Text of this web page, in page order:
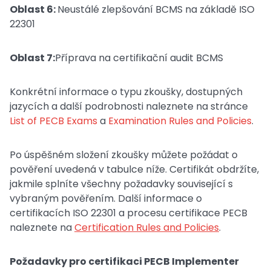
Oblast 6:Neustálé zlepšování BCMS na základě ISO
22301
Oblast 7:Příprava na certifikační audit BCMS
Konkrétní informace o typu zkoušky, dostupných
jazycích a další podrobnosti naleznete na stránce
List of PECB Exams a Examination Rules and Policies.
Po úspěšném složení zkoušky můžete požádat o
pověření uvedená v tabulce níže. Certifikát obdržíte,
jakmile splníte všechny požadavky související s
vybraným pověřením. Další informace o
certifikacích ISO 22301 a procesu certifikace PECB
naleznete naCertification Rules and Policies.
Požadavky pro certifikaci PECB Implementer